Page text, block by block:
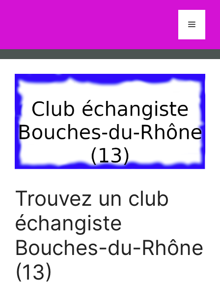
Menu
Trouvez un club
échangiste
Bouches-du-Rhône
(13)